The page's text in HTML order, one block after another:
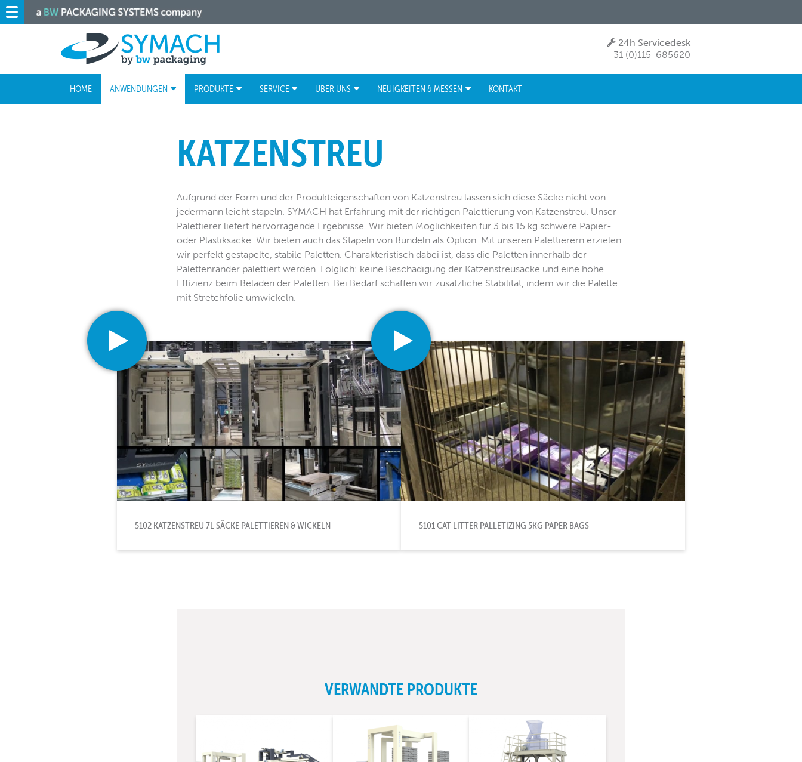
24h Servicedesk
+31 (0)115-685620
HOME ANWENDUNGEN PRODUKTE SERVICE ÜBER UNS NEUIGKEITEN & MESSEN KONTAKT
KATZENSTREU
Aufgrund der Form und der Produkteigenschaften von Katzenstreu lassen sich diese Säcke nicht von
jedermann leicht stapeln. SYMACH hat Erfahrung mit der richtigen Palettierung von Katzenstreu. Unser
Palettierer liefert hervorragende Ergebnisse. Wir bieten Möglichkeiten für 3 bis 15 kg schwere Papier-
oder Plastiksäcke. Wir bieten auch das Stapeln von Bündeln als Option. Mit unseren Palettierern erzielen
wir perfekt gestapelte, stabile Paletten. Charakteristisch dabei ist, dass die Paletten innerhalb der
Palettenränder palettiert werden. Folglich: keine Beschädigung der Katzenstreusäcke und eine hohe
Effizienz beim Beladen der Paletten. Bei Bedarf schaffen wir zusätzliche Stabilität, indem wir die Palette
mit Stretchfolie umwickeln.
5102 KATZENSTREU 7L SÄCKE PALETTIEREN & WICKELN 5101 CAT LITTER PALLETIZING 5KG PAPER BAGS
VERWANDTE PRODUKTE